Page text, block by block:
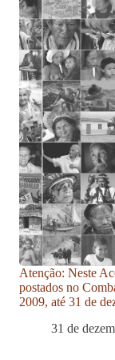
Atenção: Neste
postados no
2009, até 31 de
31 de